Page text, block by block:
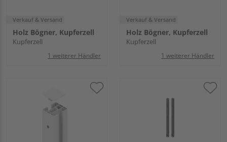
Verkauf & Versand
Holz Bögner, Kupferzell
Kupferzell
1 weiterer Händler
Verkauf & Versand
Holz Bögner, Kupferzell
Kupferzell
1 weiterer Händler